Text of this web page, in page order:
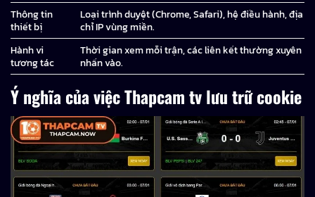
Thông tin
thiết bị
Loại trình duyệt (Chrome, Safari), hệ điều hành, địa
chỉ IP vùng miền.
Hành vi
tương tác
Thời gian xem mỗi trận, các liên kết thường xuyên
nhấn vào.
Ý nghĩa của việc Thapcam tv lưu trữ cookie